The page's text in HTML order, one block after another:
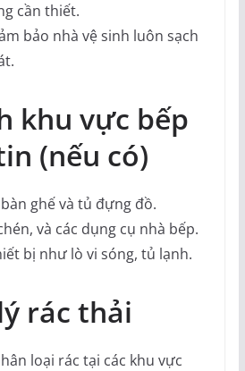
cần thiết.
bảo nhà vệ sinh luôn sạch
khu vực bếp
(nếu có)
ghế và tủ đựng đồ.
và các dụng cụ nhà bếp.
bị như lò vi sóng, tủ lạnh.
rác thải
loại rác tại các khu vực